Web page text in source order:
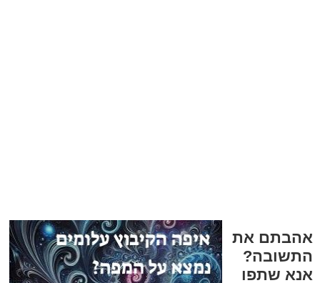
אהבתם את
התשובה?
אנא שתפו